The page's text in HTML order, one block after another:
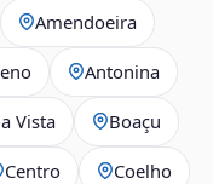
Amendoeira
Antonina
Vista Boaçu
Centro Coelho